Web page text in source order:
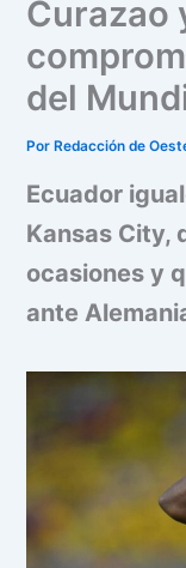
Curazao
del
Por Redacción de
Ecuador
Kansas City,
ocasiones y
ante